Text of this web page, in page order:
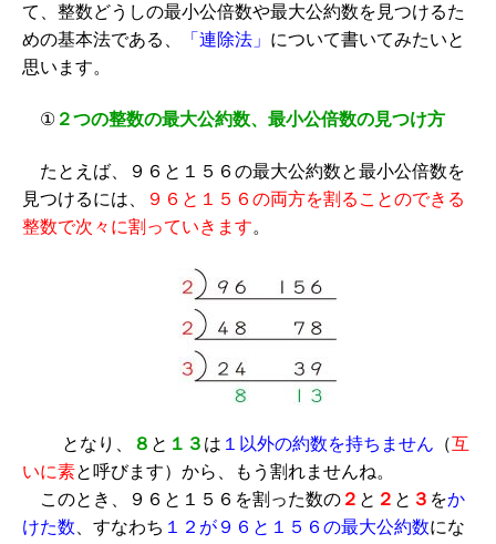
私立中高リンク集
プライバシーポリシー
て、整数どうしの最小公倍数や最大公約数を見つけるた
めの基本法である、
「連除法」 について書いてみたいと
思います。
① ２つの整数の最大公約数、最小公倍数の見つけ方
たとえば、９６と１５６の最大公約数と最小公倍数を
見つけるには、
９６と１５６の両方を割ることのできる
整数で次々に割っていきます。
となり、 ８ と １３ は １以外の約数を持ちません （互
いに素と呼びます）から、もう割れませんね。
このとき、９６と１５６を割った数の ２ と ２ と ３ をか
けた数 、すなわち １２が９６と１５６の最大公約数にな